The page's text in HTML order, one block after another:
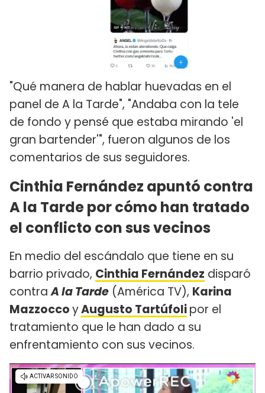
"Qué manera de hablar huevadas en el
panel de A la Tarde", "Andaba con la tele
de fondo y pensé que estaba mirando 'el
gran bartender'", fueron algunos de los
comentarios de sus seguidores.
Cinthia Fernández apuntó contra
A la Tarde por cómo han tratado
el conflicto con sus vecinos
En medio del escándalo que tiene en su
barrio privado, Cinthia Fernández disparó
contraA la Tarde (América TV), Karina
MazzoccoyAugusto Tartúfolipor el
tratamiento que le han dado a su
enfrentamiento con sus vecinos.